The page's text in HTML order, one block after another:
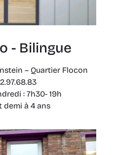
- Bilingue
– Quartier Flocon
: 7h30- 19h
demi à 4 ans